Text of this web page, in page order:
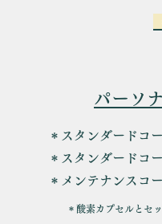
パーソ
＊スタンダード
＊スタンダード
＊メンテナンス
＊酸素カプセルとセ